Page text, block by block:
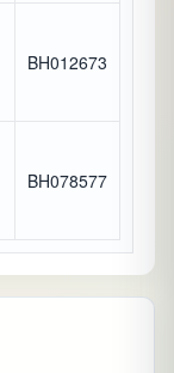
BH012673
BH078577